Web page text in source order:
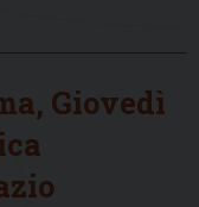
Giovedì